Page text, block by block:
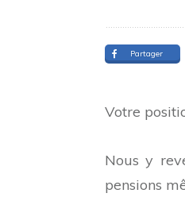
Partager
Votre
Nous y
pensions